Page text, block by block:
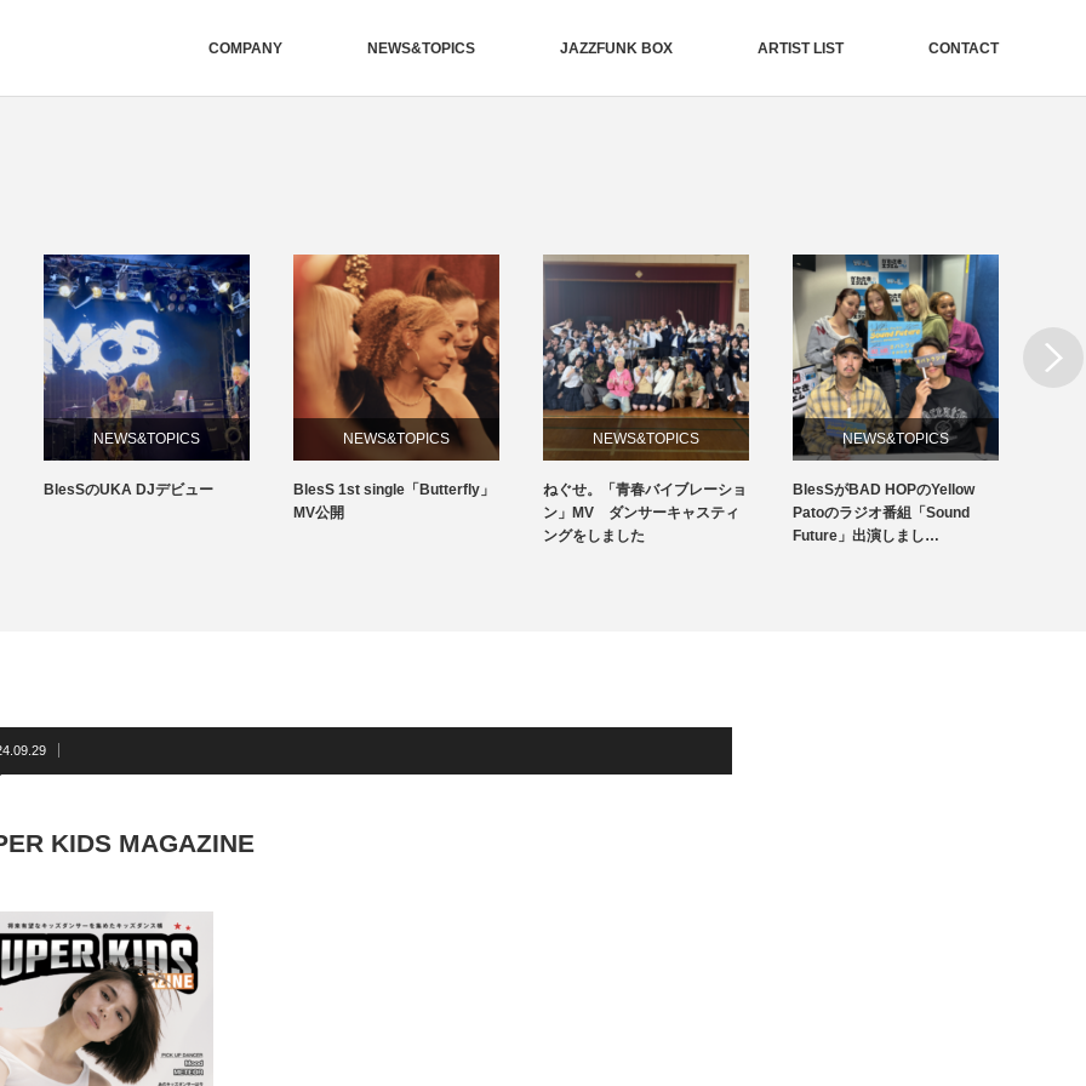
COMPANY NEWS&TOPICS JAZZFUNK BOX ARTIST LIST CONTACT
NEWS&TOPICS
BlesSのUKA DJデビュー
NEWS&TOPICS
BlesS 1st single「Butterfly」
MV公開
NEWS&TOPICS
ねぐせ。「青春バイブレーショ
ン」MV ダンサーキャスティ
ングをしました
NEWS&TOPICS
BlesSがBAD HOPのYellow
Patoのラジオ番組「Sound
Future」出演しまし…
Next
KIDS MAGAZINE